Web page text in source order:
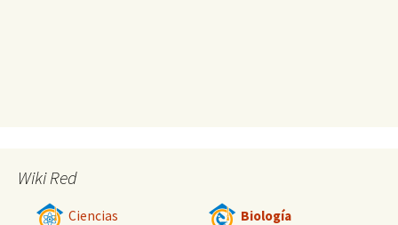
Wiki Red
Ciencias Biología